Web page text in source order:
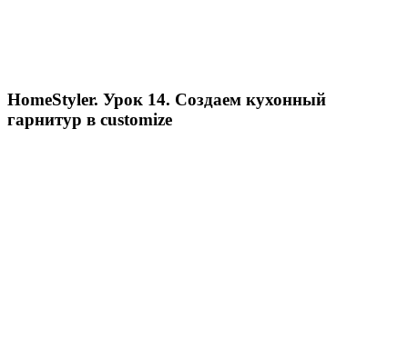
HomeStyler. Урок 14. Создаем кухонный
гарнитур в customize